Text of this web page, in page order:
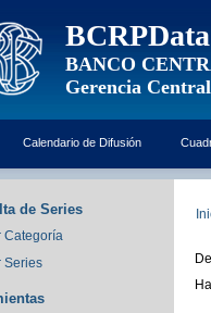
BCRPData
BANCO
Gerencia
Calendario de Difusión
de Series
Categoría
Series